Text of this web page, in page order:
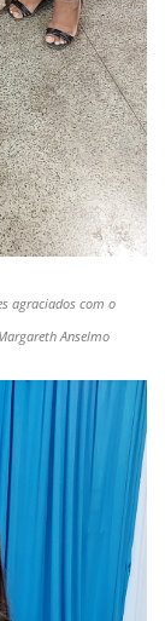
agraciados com o
Anselmo